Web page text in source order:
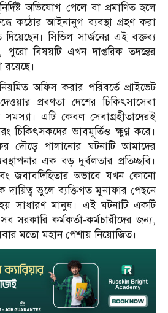
অভিযোগ পেলে বা প্রমাণিত হলে
কঠোর আইনানুগ ব্যবস্থা গ্রহণ করা
দিয়েছেন। সিভিল সার্জনের এই বক্তব্য
বিষয়টি এখন দাপ্তরিক তদন্তের
অফিস করার পরিবর্তে প্রাইভেট
প্রবণতা দেশের চিকিৎসাসেবা
সমস্যা। এটি কেবল সেবাগ্রহীতাদেরই
চিকিৎসকদের ভাবমূর্তিও ক্ষুণ্ণ করে।
দৌড়ে পালানোর ঘটনাটি আমাদের
এক বড় দুর্বলতার প্রতিচ্ছবি।
জবাবদিহিতার অভাবে যখন কোনো
দায়িত্ব ভুলে ব্যক্তিগত মুনাফার পেছনে
হয় সাধারণ মানুষ। এই ঘটনাটি একটি
সরকারি কর্মকর্তা-কর্মচারীদের জন্য,
মতো মহান পেশায় নিয়োজিত।